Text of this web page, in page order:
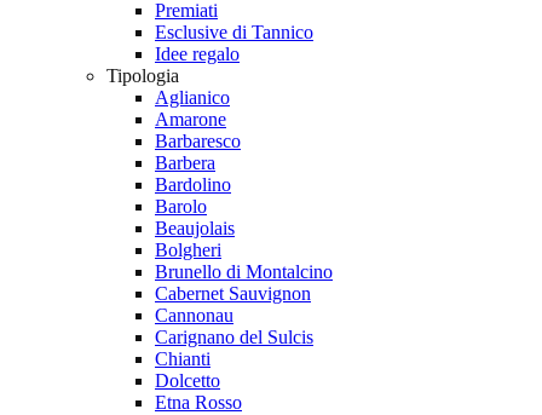
Premiati
Esclusive di Tannico
Idee regalo
Tipologia
Aglianico
Amarone
Barbaresco
Barbera
Bardolino
Barolo
Beaujolais
Bolgheri
Brunello di Montalcino
Cabernet Sauvignon
Cannonau
Carignano del Sulcis
Chianti
Dolcetto
Etna Rosso